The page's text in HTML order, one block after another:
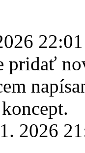
22:01
pridať
2026